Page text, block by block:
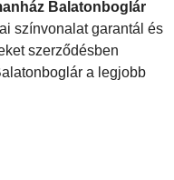
Balatonboglár
színvonalat garantál és
szerződésben
a legjobb